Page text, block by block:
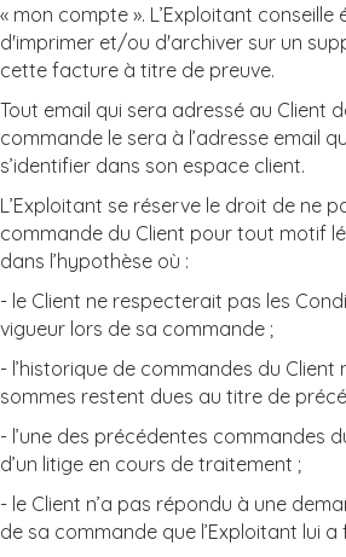
« mon compte ». L’Exploitant conseille
d'imprimer et/ou d'archiver sur un
cette facture à titre de preuve.
Tout email qui sera adressé au Client
commande le sera à l’adresse email
s’identifier dans son espace client.
L’Exploitant se réserve le droit de ne
commande du Client pour tout motif
dans l’hypothèse où :
- le Client ne respecterait pas les
vigueur lors de sa commande ;
- l’historique de commandes du Client
sommes restent dues au titre de
- l’une des précédentes commandes
d’un litige en cours de traitement ;
- le Client n’a pas répondu à une
de sa commande que l’Exploitant lui a